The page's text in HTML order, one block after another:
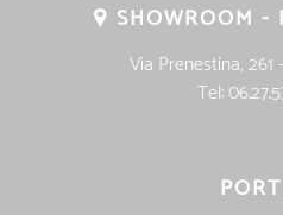
SHOWROOM -
Via Prenestina, 261
Tel: